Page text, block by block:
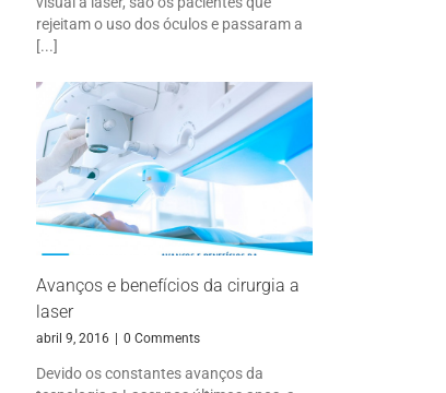
rejeitam o uso dos óculos e passaram a
[...]
Avanços e benefícios da cirurgia a
laser
abril 9, 2016 | 0 Comments
Devido os constantes avanços da